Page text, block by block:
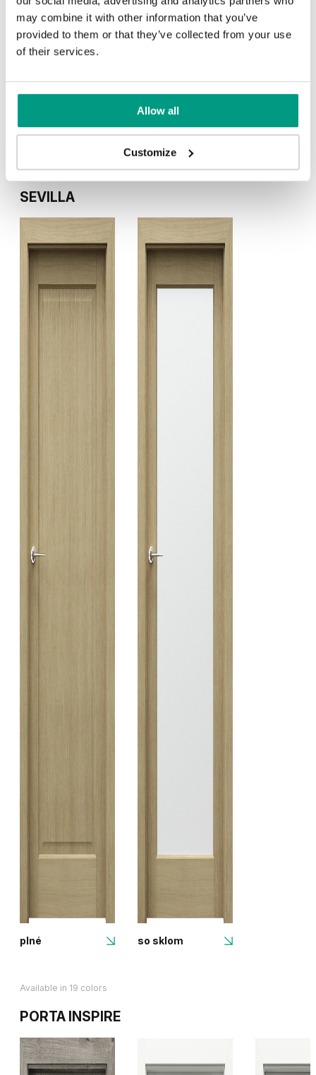
may combine it with other information that you’ve
provided to them or that they’ve collected from your use
of their services.
Allow all
Customize
Available in 1 color
SEVILLA
plné so sklom
Available in 19 colors
PORTA INSPIRE